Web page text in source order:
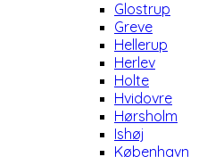
Glostrup
Greve
Hellerup
Herlev
Holte
Hvidovre
Hørsholm
Ishøj
København